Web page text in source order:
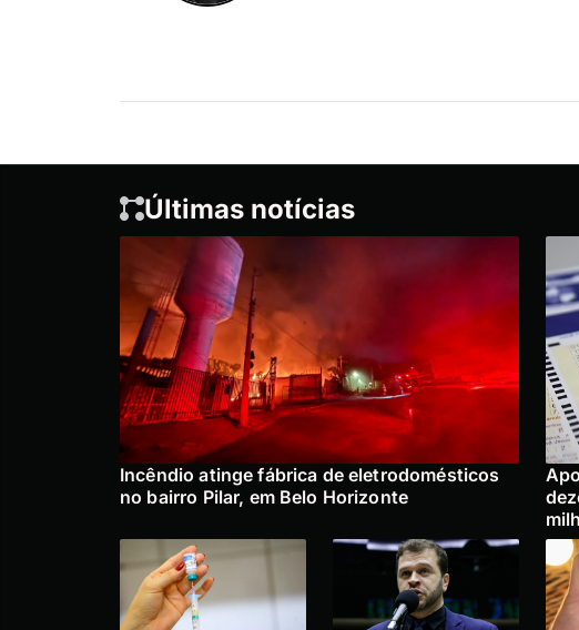
Últimas notícias
Incêndio atinge fábrica de eletrodomésticos
no bairro Pilar, em Belo Horizonte